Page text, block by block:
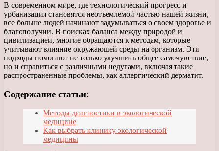
В современном мире, где технологический прогресс и
урбанизация становятся неотъемлемой частью нашей жизни,
все больше людей начинают задумываться о своем здоровье и
благополучии. В поисках баланса между природой и
цивилизацией, многие обращаются к методам, которые
учитывают влияние окружающей среды на организм. Эти
подходы помогают не только улучшить общее самочувствие,
но и справиться с различными недугами, включая такие
распространенные проблемы, как аллергический дерматит.
Содержание статьи:
Методы диагностики в экологической
медицине
Как выбрать клинику экологической
медицины